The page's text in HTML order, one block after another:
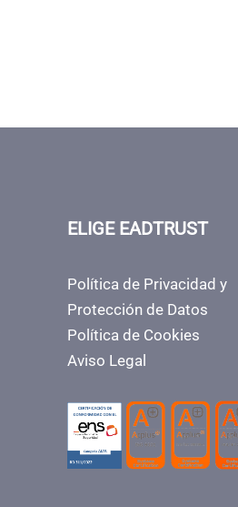
ELIGE EADTRUST
Política de Privacidad y
Protección de Datos
Política de Cookies
Aviso Legal